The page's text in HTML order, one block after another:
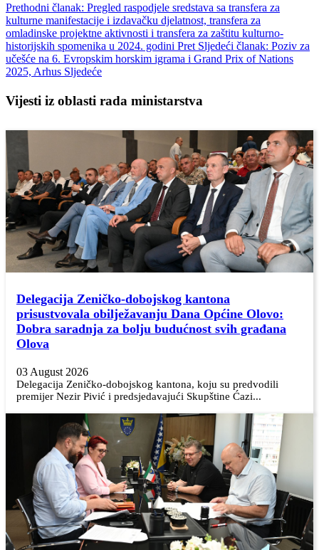
Prethodni članak: Pregled raspodjele sredstava sa transfera za
kulturne manifestacije i izdavačku djelatnost, transfera za
omladinske projektne aktivnosti i transfera za zaštitu kulturno-
historijskih spomenika u 2024. godini Pret Sljedeći članak: Poziv za
učešće na 6. Evropskim horskim igrama i Grand Prix of Nations
2025, Arhus Sljedeće
Vijesti iz oblasti rada ministarstva
Delegacija Zeničko-dobojskog kantona
prisustvovala obilježavanju Dana Općine Olovo:
Dobra saradnja za bolju budućnost svih građana
Olova
03 August 2026
Delegacija Zeničko-dobojskog kantona, koju su predvodili
premijer Nezir Pivić i predsjedavajući Skupštine Ćazi...